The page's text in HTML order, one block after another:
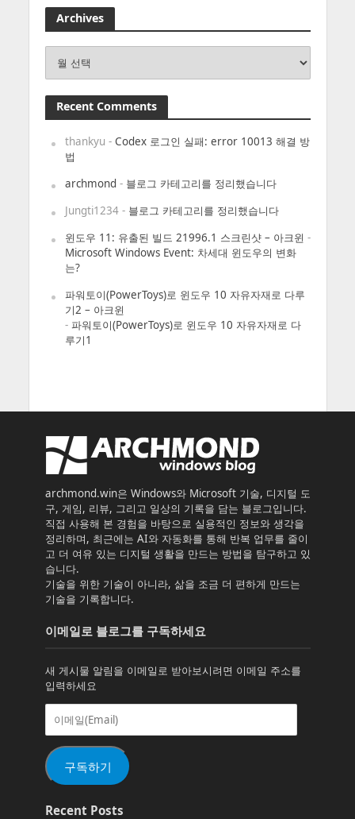
Archives
Recent Comments
thankyu - Codex 로그인 실패: error 10013 해결 방
법
archmond- 블로그 카테고리를 정리했습니다
Jungti1234- 블로그 카테고리를 정리했습니다
윈도우 11: 유출된 빌드 21996.1 스크린샷 – 아크윈 -
Microsoft Windows Event: 차세대 윈도우의 변화
는?
파워토이(PowerToys)로 윈도우 10 자유자재로 다루
기2 – 아크윈
- 파워토이(PowerToys)로 윈도우 10 자유자재로 다
루기1
archmond.win은 Windows와 Microsoft 기술, 디지털 도
구, 게임, 리뷰, 그리고 일상의 기록을 담는 블로그입니다.
직접 사용해 본 경험을 바탕으로 실용적인 정보와 생각을
정리하며, 최근에는 AI와 자동화를 통해 반복 업무를 줄이
고 더 여유 있는 디지털 생활을 만드는 방법을 탐구하고 있
습니다.
기술을 위한 기술이 아니라, 삶을 조금 더 편하게 만드는
기술을 기록합니다.
이메일로 블로그를 구독하세요
새 게시물 알림을 이메일로 받아보시려면 이메일 주소를
입력하세요
이
일
(Email)
구독하기
Recent Posts